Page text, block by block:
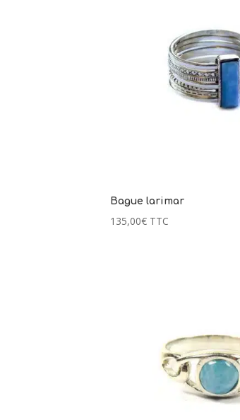
Bague larimar
135,00€ TTC